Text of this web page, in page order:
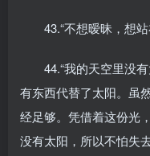
43.“不想暧昧，想
44.“我的天空里没
有东西代替了太阳。虽
经足够。凭借着这份光
没有太阳，所以不怕失